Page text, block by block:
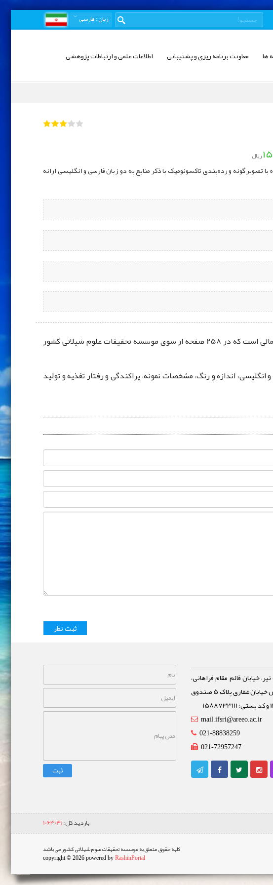
زبان: فارسی
ها معاونت برنامه ریزی و پشتیبانی اطلاعات علمی و ارتباطات پژوهشی
ریال
خلیج فارس همراه با تصویر گونه و رده‌بندی تاکسونومیک با ذکر منابع به دو زبان فارسی و انگلیسی ارائه
" اطلس نرم تنان خلیج فارس " نتیجه پژوهش های مولفان دکتر همايون حسين‌زاده صحافي٬ مهندس عیسی کمالی است که در 258 صفحه از سوی موسسه تحقیقات علوم شیلاتی کشور
علمی فارسی و انگلیسی، اندازه و رنگ، مشخصات نمونه، ‌پراکندگی و رفتار تغذیه و تولید
خیابان قائم مقام فراهانی،
خیابان مشاهیر، نبش خیابان غفاری پلاک 5 صندوق
mail.ifsri@areeo.ac.ir
021-88838259
021-72957247
ثبت
بازدید کل:1063041
کلیه حقوق متعلق به موسسه تحقیقات علوم شیلاتی کشور می باشد
copyright © 2026 powered byRashinPortal